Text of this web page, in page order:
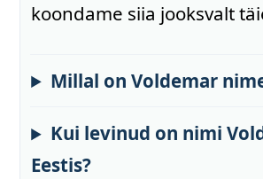
koondame siia jooksvalt
Millal on Voldemar
Kui levinud on nimi
Eestis?